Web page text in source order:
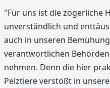
"Für uns ist die zögerliche
unverständlich und
auch in unseren
verantwortlichen
nehmen. Denn die hier
Pelztiere verstößt in